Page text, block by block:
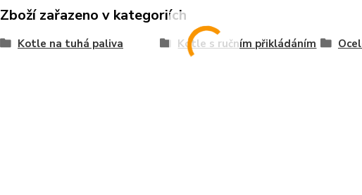
Zboží zařazeno v kategoriích
Kotle na tuhá paliva Kotle s ručním přikládáním